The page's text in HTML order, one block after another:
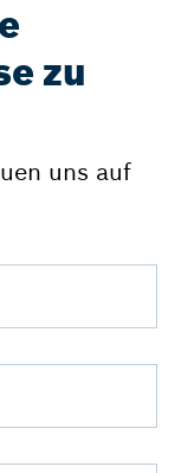
zu
uns auf